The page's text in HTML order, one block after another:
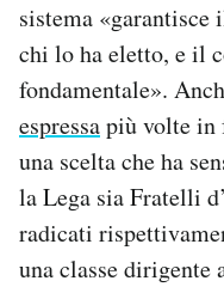
sistema
chi lo ha eletto, e il
fondamentale».
espressapiù volte in
una scelta che ha
la Lega sia Fratelli
radicati
una classe